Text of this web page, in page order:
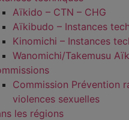
Aïkido – CTN – CHG
Aïkibudo – Instances
Kinomichi – Instances
Wanomichi/Takemusu
Commission Prévention
violences sexuelles
les régions